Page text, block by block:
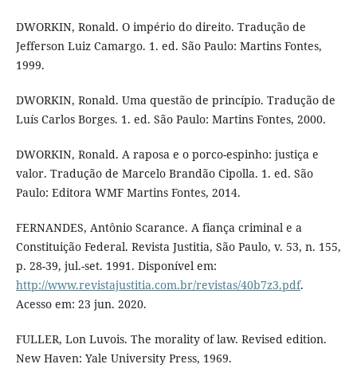
DWORKIN, Ronald. O império do direito. Tradução de
Jefferson Luiz Camargo. 1. ed. São Paulo: Martins Fontes,
1999.
DWORKIN, Ronald. Uma questão de princípio. Tradução de
Luís Carlos Borges. 1. ed. São Paulo: Martins Fontes, 2000.
DWORKIN, Ronald. A raposa e o porco-espinho: justiça e
valor. Tradução de Marcelo Brandão Cipolla. 1. ed. São
Paulo: Editora WMF Martins Fontes, 2014.
FERNANDES, Antônio Scarance. A fiança criminal e a
Constituição Federal. Revista Justitia, São Paulo, v. 53, n. 155,
p. 28-39, jul.-set. 1991. Disponível em:
http://www.revistajustitia.com.br/revistas/40b7z3.pdf.
Acesso em: 23 jun. 2020.
FULLER, Lon Luvois. The morality of law. Revised edition.
New Haven: Yale University Press, 1969.